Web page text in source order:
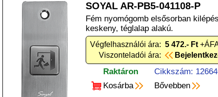
SOYAL AR-PB5-041108-P
Fém nyomógomb elsősorban
keskeny, téglalap alakú.
Végfelhasználói ára: 5 472.- Ft
Viszonteladói ára:
Raktáron
Cikkszám:
Kosárba
Bővebben